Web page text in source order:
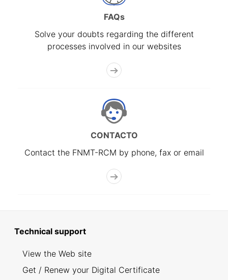
FAQs
Solve your doubts regarding the different
processes involved in our websites
CONTACTO
Contact the FNMT-RCM by phone, fax or email
Technical support
View the Web site
Get / Renew your Digital Certificate